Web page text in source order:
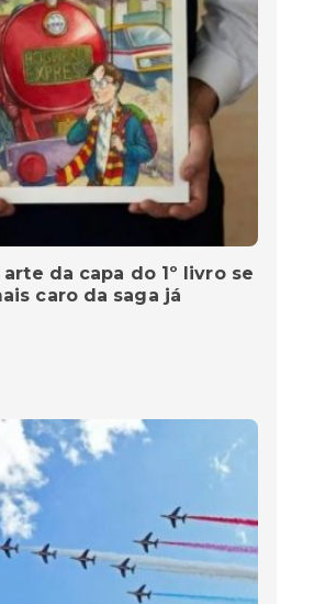
da capa do 1º livro se
caro da saga já